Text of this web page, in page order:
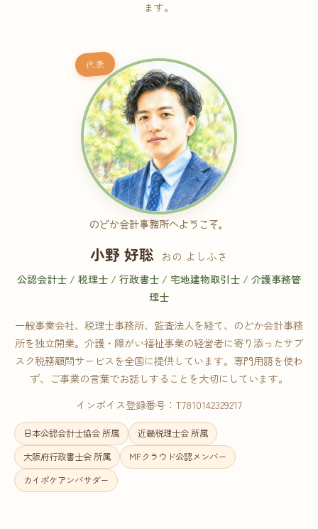
ます。
代表
のどか会計事務所へようこそ。
小野 好聡 おの よしふさ
公認会計士 / 税理士 / 行政書士 / 宅地建物取引士 / 介護事務管
理士
一般事業会社、税理士事務所、監査法人を経て、のどか会計事務
所を独立開業。介護・障がい福祉事業の経営者に寄り添ったサブ
スク税務顧問サービスを全国に提供しています。専門用語を使わ
ず、ご事業の言葉でお話しすることを大切にしています。
インボイス登録番号：T7810142329217
日本公認会計士協会 所属
近畿税理士会 所属
大阪府行政書士会 所属
MFクラウド公認メンバー
カイポケアンバサダー